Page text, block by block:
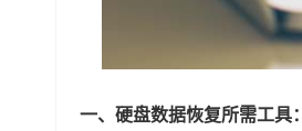
一、硬盘数据恢复所需工具：